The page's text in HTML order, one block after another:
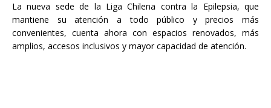
La nueva sede de la Liga Chilena contra la Epilepsia, que
mantiene su atención a todo público y precios más
convenientes, cuenta ahora con espacios renovados, más
amplios, accesos inclusivos y mayor capacidad de atención.